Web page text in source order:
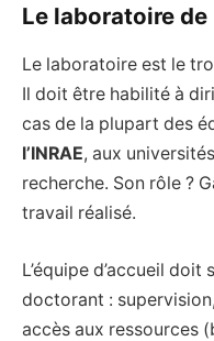
Le laboratoire
Le laboratoire est le
Il doit être habilité à
cas de la plupart des
l’INRAE, aux
recherche. Son rôle ?
travail réalisé.
L’équipe d’accueil doit
doctorant :
accès aux ressources